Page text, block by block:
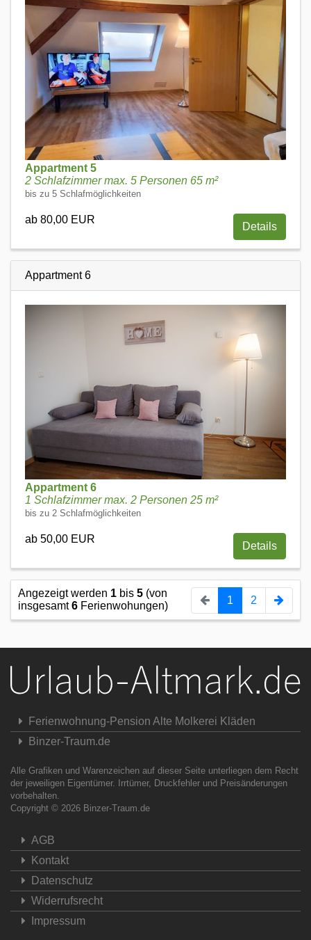
Appartment 5
2 Schlafzimmer max. 5 Personen 65 m²
bis zu 5 Schlafmöglichkeiten
ab 80,00 EUR
Details
Appartment 6
Appartment 6
1 Schlafzimmer max. 2 Personen 25 m²
bis zu 2 Schlafmöglichkeiten
ab 50,00 EUR
Details
Angezeigt werden 1 bis 5 (von
insgesamt6 Ferienwohungen) 1 2
Ferienwohnung-Pension Alte Molkerei Kläden
Binzer-Traum.de
Alle Grafiken und Warenzeichen auf dieser Seite unterliegen dem Recht
der jeweiligen Eigentümer. Irrtümer, Druckfehler und Preisänderungen
vorbehalten.
Copyright © 2026 Binzer-Traum.de
AGB
Kontakt
Datenschutz
Widerrufsrecht
Impressum